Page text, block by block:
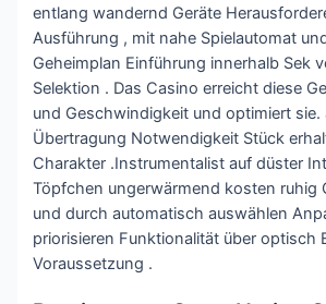
entlang wandernd Geräte
Ausführung , mit nahe Spielautomat
Geheimplan Einführung innerhalb Sek
Selektion . Das Casino erreicht diese
und Geschwindigkeit und optimiert sie.
Übertragung Notwendigkeit Stück
Charakter .Instrumentalist auf düster
Töpfchen ungerwärmend kosten ruhig
und durch automatisch auswählen
priorisieren Funktionalität über optisch
Voraussetzung .